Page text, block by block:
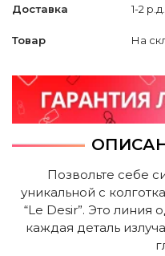
Доставка 1-2 р.д.
Товар На
Позвольте себе
уникальной с
“Le Desir”. Это линия
каждая деталь